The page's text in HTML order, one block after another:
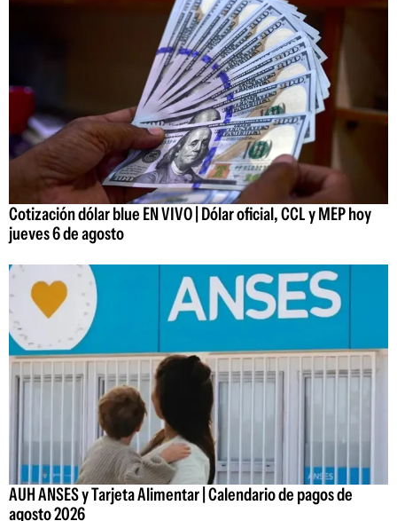
Cotización dólar blue EN VIVO | Dólar oficial, CCL y MEP hoy
jueves 6 de agosto
AUH ANSES y Tarjeta Alimentar | Calendario de pagos de
agosto 2026